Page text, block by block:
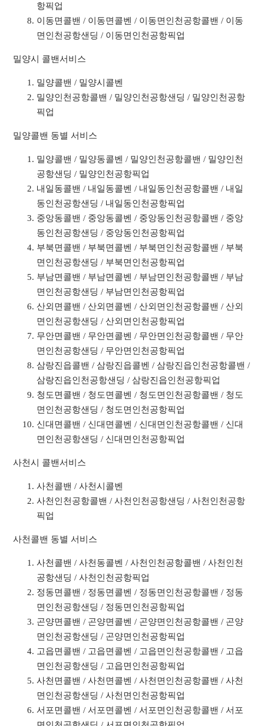
항픽업
이동면콜밴 / 이동면콜벤 / 이동면인천공항콜밴 / 이동
면인천공항샌딩 / 이동면인천공항픽업
밀양시 콜밴서비스
밀양콜밴 / 밀양시콜벤
밀양인천공항콜밴 / 밀양인천공항샌딩 / 밀양인천공항
픽업
밀양콜밴 동별 서비스
밀양콜밴 / 밀양동콜벤 / 밀양인천공항콜밴 / 밀양인천
공항샌딩 / 밀양인천공항픽업
내일동콜밴 / 내일동콜벤 / 내일동인천공항콜밴 / 내일
동인천공항샌딩 / 내일동인천공항픽업
중앙동콜밴 / 중앙동콜벤 / 중앙동인천공항콜밴 / 중앙
동인천공항샌딩 / 중앙동인천공항픽업
부북면콜밴 / 부북면콜벤 / 부북면인천공항콜밴 / 부북
면인천공항샌딩 / 부북면인천공항픽업
부남면콜밴 / 부남면콜벤 / 부남면인천공항콜밴 / 부남
면인천공항샌딩 / 부남면인천공항픽업
산외면콜밴 / 산외면콜벤 / 산외면인천공항콜밴 / 산외
면인천공항샌딩 / 산외면인천공항픽업
무안면콜밴 / 무안면콜벤 / 무안면인천공항콜밴 / 무안
면인천공항샌딩 / 무안면인천공항픽업
삼랑진읍콜밴 / 삼랑진읍콜벤 / 삼랑진읍인천공항콜밴 /
삼랑진읍인천공항샌딩 / 삼랑진읍인천공항픽업
청도면콜밴 / 청도면콜벤 / 청도면인천공항콜밴 / 청도
면인천공항샌딩 / 청도면인천공항픽업
신대면콜밴 / 신대면콜벤 / 신대면인천공항콜밴 / 신대
면인천공항샌딩 / 신대면인천공항픽업
사천시 콜밴서비스
사천콜밴 / 사천시콜벤
사천인천공항콜밴 / 사천인천공항샌딩 / 사천인천공항
픽업
사천콜밴 동별 서비스
사천콜밴 / 사천동콜벤 / 사천인천공항콜밴 / 사천인천
공항샌딩 / 사천인천공항픽업
정동면콜밴 / 정동면콜벤 / 정동면인천공항콜밴 / 정동
면인천공항샌딩 / 정동면인천공항픽업
곤양면콜밴 / 곤양면콜벤 / 곤양면인천공항콜밴 / 곤양
면인천공항샌딩 / 곤양면인천공항픽업
고읍면콜밴 / 고읍면콜벤 / 고읍면인천공항콜밴 / 고읍
면인천공항샌딩 / 고읍면인천공항픽업
사천면콜밴 / 사천면콜벤 / 사천면인천공항콜밴 / 사천
면인천공항샌딩 / 사천면인천공항픽업
서포면콜밴 / 서포면콜벤 / 서포면인천공항콜밴 / 서포